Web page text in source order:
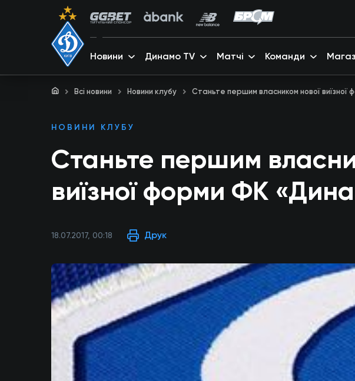
Новини Динамо TV Матчі Команди
Всі новини Новини клубу Станьте першим власником нової виїзної
НОВИНИ КЛУБУ
Станьте першим
виїзної форми ФК
18.07.2017, 00:18 Друк